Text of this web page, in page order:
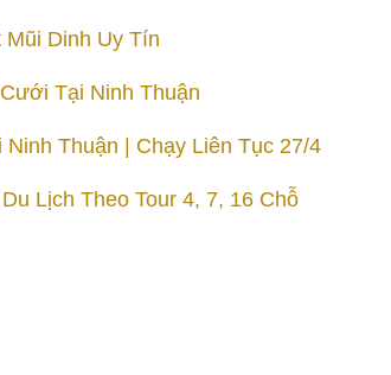
Mũi Dinh Uy Tín
Tại Ninh Thuận
Thuận | Chạy Liên Tục 27/4
Lịch Theo Tour 4, 7, 16 Chỗ